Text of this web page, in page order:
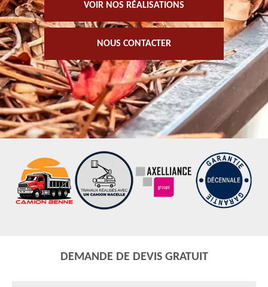
VOIR NOS RÉALISATIONS
NOUS CONTACTER
DEMANDE DE DEVIS GRATUIT